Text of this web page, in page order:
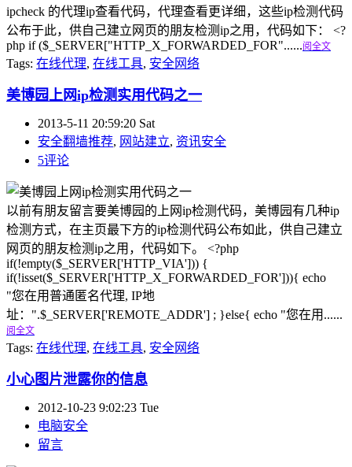
ipcheck 的代理ip查看代码，代理查看更详细，这些ip检测代码
公布于此，供自己建立网页的朋友检测ip之用，代码如下： <?
php if ($_SERVER["HTTP_X_FORWARDED_FOR"......阅全文
Tags: 在线代理, 在线工具, 安全网络
美博园上网ip检测实用代码之一
2013-5-11 20:59:20 Sat
安全翻墙推荐, 网站建立, 资讯安全
5评论
以前有朋友留言要美博园的上网ip检测代码，美博园有几种ip
检测方式，在主页最下方的ip检测代码公布如此，供自己建立
网页的朋友检测ip之用，代码如下。 <?php
if(!empty($_SERVER['HTTP_VIA'])) {
if(!isset($_SERVER['HTTP_X_FORWARDED_FOR'])){ echo
"您在用普通匿名代理, IP地
址：".$_SERVER['REMOTE_ADDR'] ; }else{ echo "您在用......
阅全文
Tags: 在线代理, 在线工具, 安全网络
小心图片泄露你的信息
2012-10-23 9:02:23 Tue
电脑安全
留言